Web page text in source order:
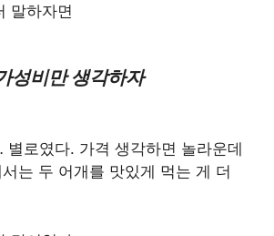
말하자면
성비만 생각하자
로였다. 가격 생각하면 놀라운데
는 두 어개를 맛있게 먹는 게 더